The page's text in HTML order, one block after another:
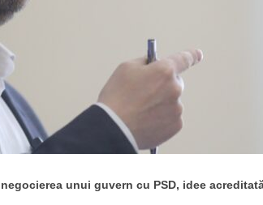
unui guvern cu PSD, idee